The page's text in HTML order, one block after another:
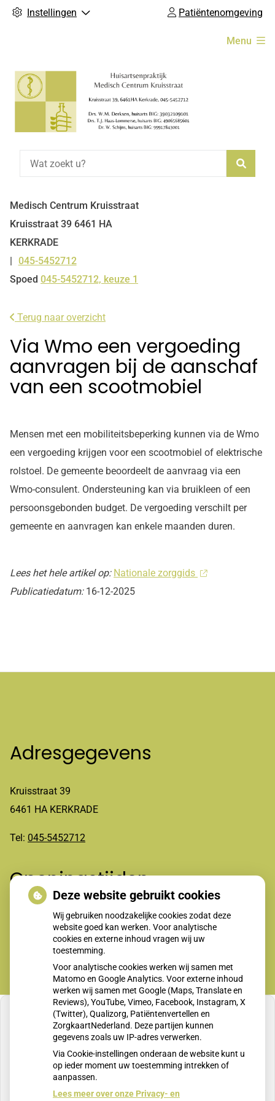
Instellingen Patiëntenomgeving
Menu
Medisch Centrum Kruisstraat
Kruisstraat 39 6461 HA
KERKRADE
Tel:
045-5452712
Spoed 045-5452712, keuze 1
Terug naar overzicht
Via Wmo een vergoeding
aanvragen bij de aanschaf
van een scootmobiel
Mensen met een mobiliteitsbeperking kunnen via de Wmo
een vergoeding krijgen voor een scootmobiel of elektrische
rolstoel. De gemeente beoordeelt de aanvraag via een
Wmo-consulent. Ondersteuning kan via bruikleen of een
persoonsgebonden budget. De vergoeding verschilt per
gemeente en aanvragen kan enkele maanden duren.
Lees het hele artikel op: Nationale zorggids
Publicatiedatum: 16-12-2025
Adresgegevens
Kruisstraat 39
6461 HA KERKRADE
Tel: 045-5452712
Openingstijden
Maandag t/m vrijdag 8-12.00 en 13.30-17.00 uur
U heeft geen toestemming gegeven voor
externe inhoud die nodig is om dit te zien.
Cookie-instellingen wijzigen
Deze website gebruikt cookies
Wij gebruiken noodzakelijke cookies zodat deze
website goed kan werken. Voor analytische
cookies en externe inhoud vragen wij uw
toestemming.
Voor analytische cookies werken wij samen met
Matomo en Google Analytics. Voor externe inhoud
werken wij samen met Google (Maps, Translate en
Reviews), YouTube, Vimeo, Facebook, Instagram, X
(Twitter), Qualizorg, Patiëntenvertellen en
ZorgkaartNederland. Deze partijen kunnen
gegevens zoals uw IP-adres verwerken.
Via Cookie-instellingen onderaan de website kunt u
op ieder moment uw toestemming intrekken of
aanpassen.
Lees meer over onze Privacy- en